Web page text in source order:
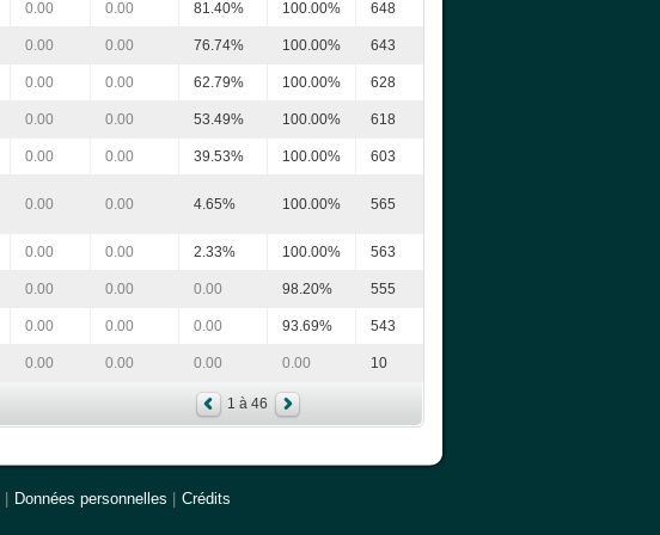
0.00 0.00 81.40% 100.00% 648
0.00 0.00 76.74% 100.00% 643
0.00 0.00 62.79% 100.00% 628
0.00 0.00 53.49% 100.00% 618
0.00 0.00 39.53% 100.00% 603
0.00 0.00 4.65% 100.00% 565
0.00 0.00 2.33% 100.00% 563
0.00 0.00 0.00 98.20% 555
0.00 0.00 0.00 93.69% 543
0.00 0.00 0.00 0.00 10
1 à 46
Données personnelles Crédits